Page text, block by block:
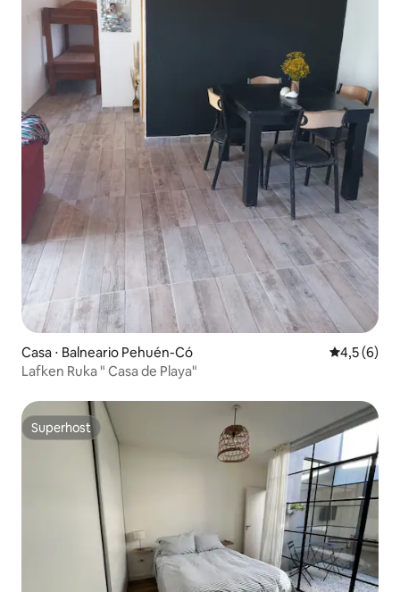
Casa ⋅ Balneario Pehuén-Có 4,5 de
4,5 (6)
Lafken Ruka " Casa de Playa"
Superhost
Superhost